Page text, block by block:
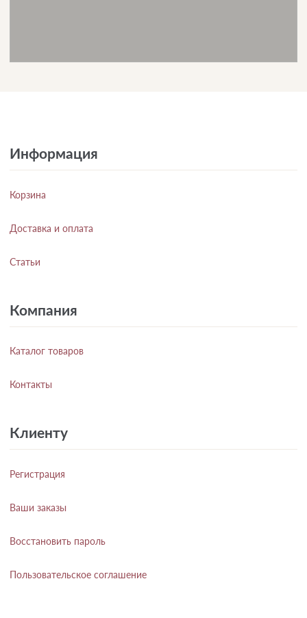
Информация
Корзина
Доставка и оплата
Статьи
Компания
Каталог товаров
Контакты
Клиенту
Регистрация
Ваши заказы
Восстановить пароль
Пользовательское соглашение